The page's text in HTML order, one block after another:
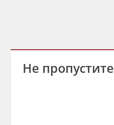
Не пропустите